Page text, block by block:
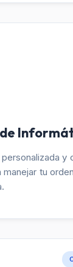
y
manejar tu